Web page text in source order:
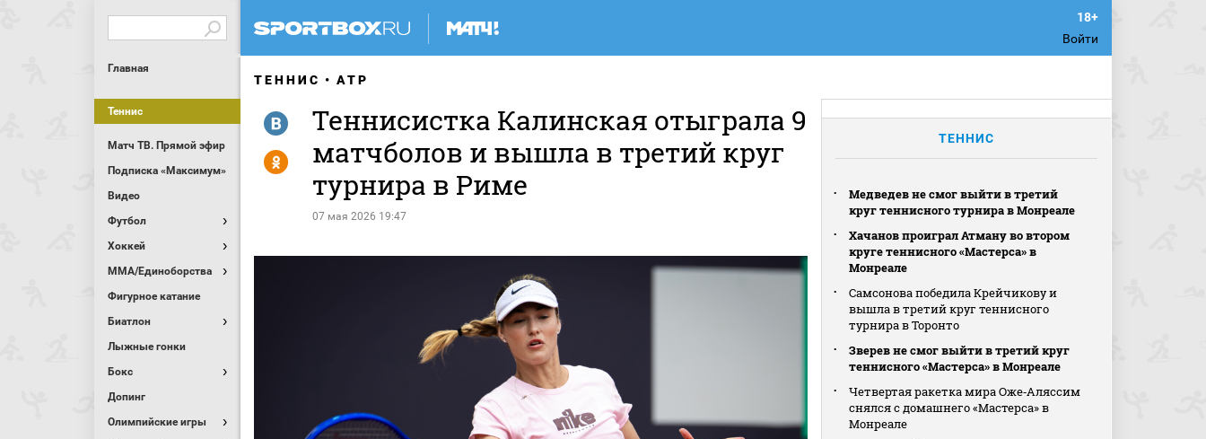
Войти
Главная
Теннис
Матч ТВ. Прямой эфир
Подписка «Максимум»
Видео
Футбол
Хоккей
MMA/Единоборства
Фигурное катание
Биатлон
Лыжные гонки
Бокс
Допинг
Олимпийские игры
ТЕННИС ATP
Теннисистка Калинская отыграла 9
матчболов и вышла в третий круг
турнира в Риме
07 мая 2026 19:47
R
Y
ТЕННИС
Медведев не смог выйти в третий
круг теннисного турнира в Монреале
Хачанов проиграл Атману во втором
круге теннисного «Мастерса» в
Монреале
Самсонова победила Крейчикову и
вышла в третий круг теннисного
турнира в Торонто
Зверев не смог выйти в третий круг
теннисного «Мастерса» в Монреале
Четвертая ракетка мира Оже‑Аляссим
снялся с домашнего «Мастерса» в
Монреале